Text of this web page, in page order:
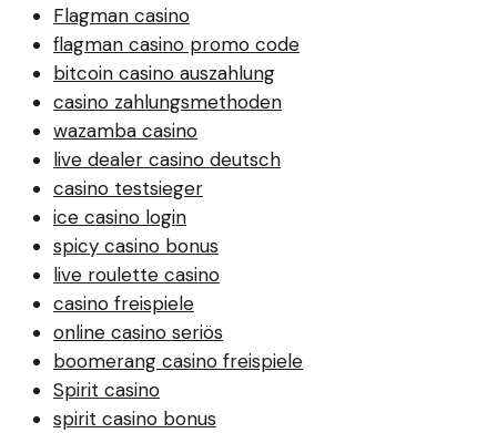
Flagman casino
flagman casino promo code
bitcoin casino auszahlung
casino zahlungsmethoden
wazamba casino
live dealer casino deutsch
casino testsieger
ice casino login
spicy casino bonus
live roulette casino
casino freispiele
online casino seriös
boomerang casino freispiele
Spirit casino
spirit casino bonus